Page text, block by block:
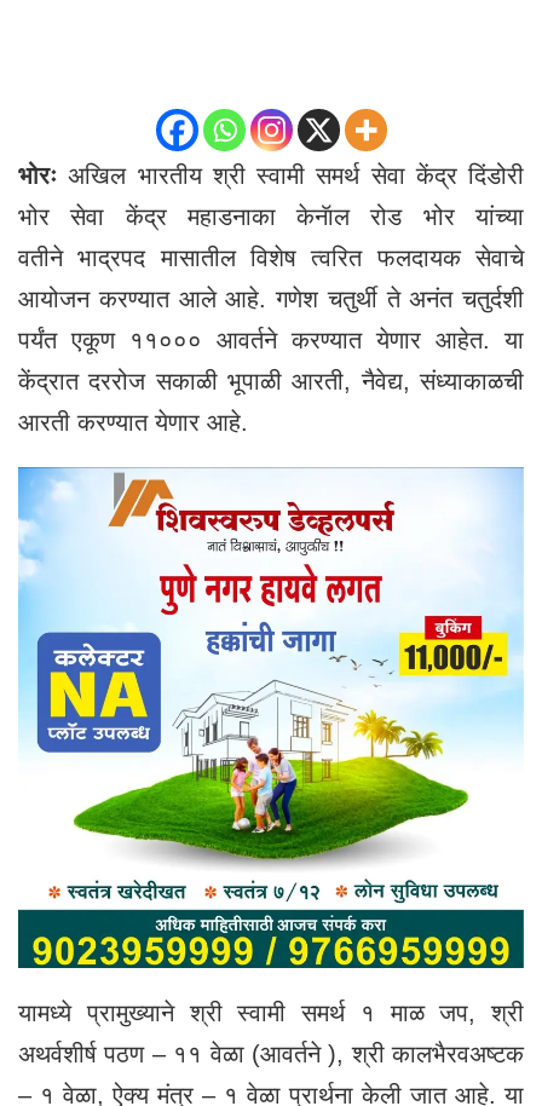
भोरः अखिल भारतीय श्री स्वामी समर्थ सेवा केंद्र दिंडोरी
भोर सेवा केंद्र महाडनाका केनॅाल रोड भोर यांच्या
वतीने भाद्रपद मासातील विशेष त्वरित फलदायक सेवाचे
आयोजन करण्यात आले आहे. गणेश चतुर्थी ते अनंत चतुर्दशी
पर्यंत एकूण ११००० आवर्तने करण्यात येणार आहेत. या
केंद्रात दररोज सकाळी भूपाळी आरती, नैवेद्य, संध्याकाळची
आरती करण्यात येणार आहे.
यामध्ये प्रामुख्याने श्री स्वामी समर्थ १ माळ जप, श्री
अथर्वशीर्ष पठण – ११ वेळा (आवर्तने ), श्री कालभैरवअष्टक
– १ वेळा, ऐक्य मंत्र – १ वेळा प्रार्थना केली जात आहे. या